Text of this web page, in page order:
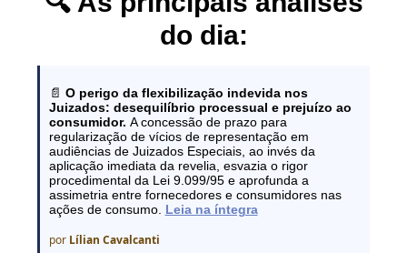
do dia:
📄 O perigo da flexibilização indevida nos
Juizados: desequilíbrio processual e prejuízo ao
consumidor. A concessão de prazo para
regularização de vícios de representação em
audiências de Juizados Especiais, ao invés da
aplicação imediata da revelia, esvazia o rigor
procedimental da Lei 9.099/95 e aprofunda a
assimetria entre fornecedores e consumidores nas
ações de consumo. Leia na íntegra
por Lílian Cavalcanti